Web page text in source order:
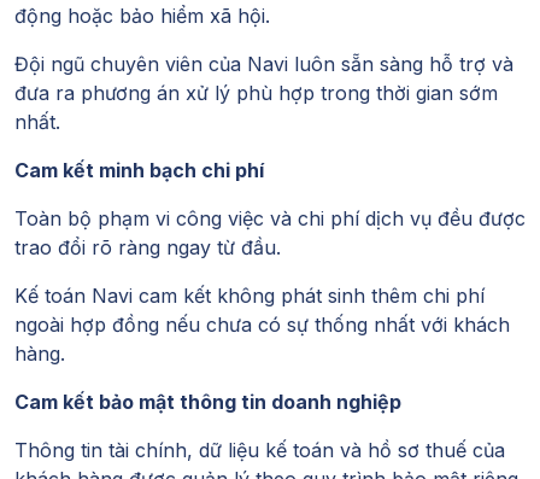
động hoặc bảo hiểm xã hội.
Đội ngũ chuyên viên của Navi luôn sẵn sàng hỗ trợ và
đưa ra phương án xử lý phù hợp trong thời gian sớm
nhất.
Cam kết minh bạch chi phí
Toàn bộ phạm vi công việc và chi phí dịch vụ đều được
trao đổi rõ ràng ngay từ đầu.
Kế toán Navi cam kết không phát sinh thêm chi phí
ngoài hợp đồng nếu chưa có sự thống nhất với khách
hàng.
Cam kết bảo mật thông tin doanh nghiệp
Thông tin tài chính, dữ liệu kế toán và hồ sơ thuế của